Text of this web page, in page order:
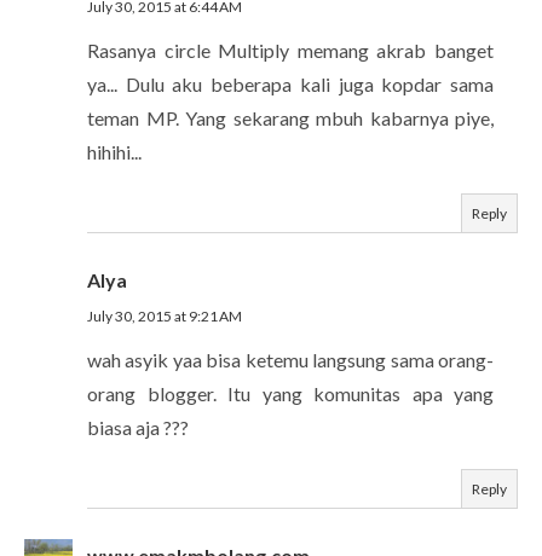
July 30, 2015 at 6:44 AM
Rasanya circle Multiply memang akrab banget
ya... Dulu aku beberapa kali juga kopdar sama
teman MP. Yang sekarang mbuh kabarnya piye,
hihihi...
Reply
Alya
July 30, 2015 at 9:21 AM
wah asyik yaa bisa ketemu langsung sama orang-
orang blogger. Itu yang komunitas apa yang
biasa aja ???
Reply